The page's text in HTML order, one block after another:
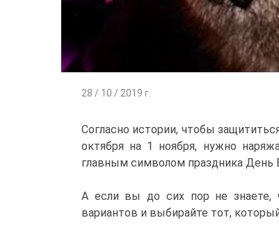
28 / 10 / 2019 г.
Согласно истории, чтобы
октября на 1 ноября, нужно
главным символом праздника День
А если вы до сих пор не знаете,
вариантов и выбирайте тот,